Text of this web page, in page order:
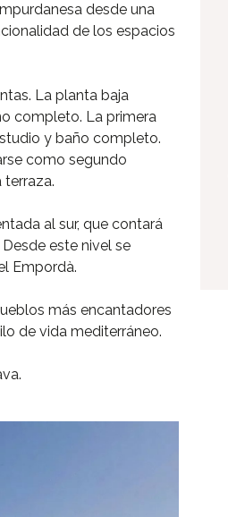
desde una
de los espacios
La planta baja
completo. La primera
y baño completo.
como segundo
al sur, que contará
este nivel se
Empordà.
más encantadores
de vida mediterráneo.